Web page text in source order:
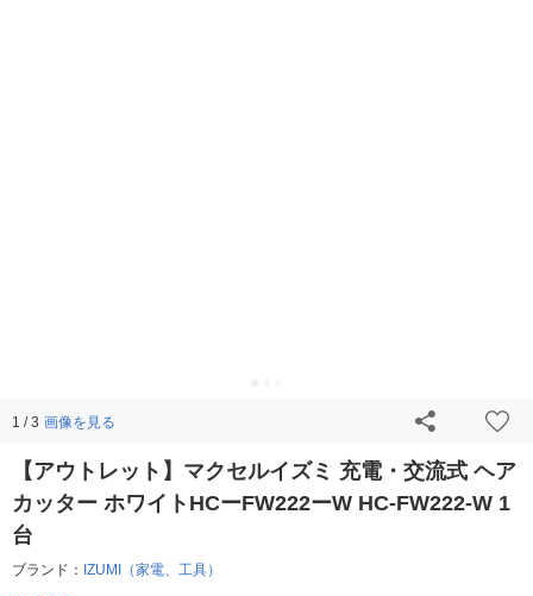
1 / 3 画像を見る
【アウトレット】マクセルイズミ 充電・交流式 ヘア
カッター ホワイトHCーFW222ーW HC-FW222-W 1
台
ブランド： IZUMI（家電、工具）